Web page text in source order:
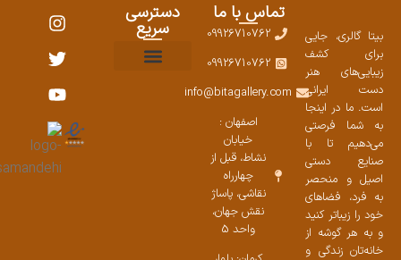
بیتا گالری، جایی
برای کشف
زیبایی‌های هنر
دست ایرانی
است. ما در اینجا
به شما فرصتی
می‌دهیم تا با
صنایع دستی
اصیل و منحصر
به فرد، فضاهای
خود را زیباتر کنید
و به هر گوشه از
خانه‌تان زندگی و
تماس با ما
09926710762
09926710762
info@bitagallery.com
اصفهان :
خیابان
نشاط، قبل از
چهارراه
نقاشی، پاساژ
نقش جهان،
واحد 5
دسترسی
سریع